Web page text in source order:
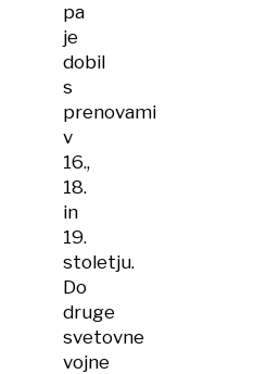
pa
je
dobil
s
prenovami
v
16.,
18.
in
19.
stoletju.
Do
druge
svetovne
vojne